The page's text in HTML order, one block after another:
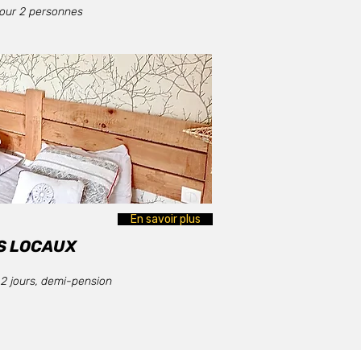
2 personnes
LOCAUX
En savoir plus
jours, demi-pension